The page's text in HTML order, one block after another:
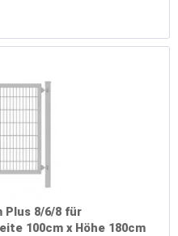
Plus 8/6/8 für
100cm x Höhe 180cm